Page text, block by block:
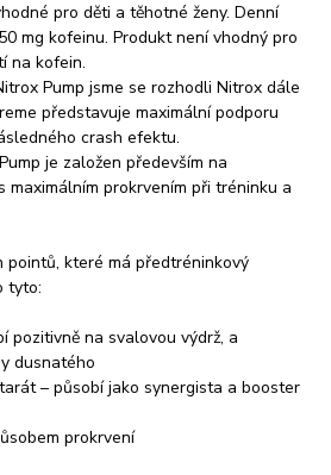
pro děti a těhotné ženy. Denní
mg kofeinu. Produkt není vhodný pro
na kofein.
Pump jsme se rozhodli Nitrox dále
představuje maximální podporu
crash efektu.
je založen především na
maximálním prokrvením při tréninku a
pointů, které má předtréninkový
tyto:
pozitivně na svalovou výdrž, a
dusnatého
– působí jako synergista a booster
prokrvení